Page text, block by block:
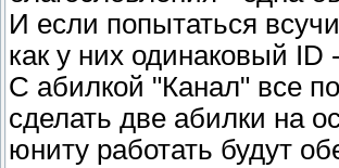
И если попытаться
как у них одинаковый ID
С абилкой "Канал" все
сделать две абилки на
юниту работать будут